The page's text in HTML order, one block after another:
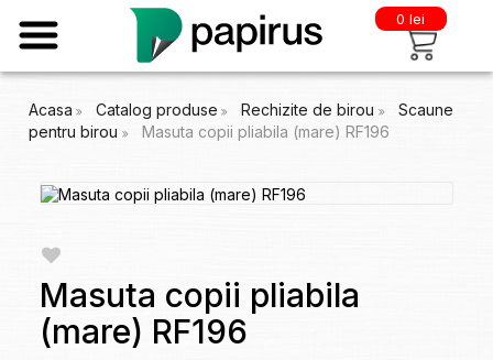
0 lei
Acasa Catalog produse Rechizite de birou
Scaune
pentru birou
Masuta copii pliabila (mare) RF196
Masuta copii pliabila
(mare) RF196